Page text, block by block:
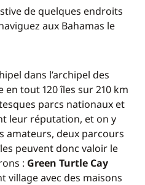
de quelques endroits
aux Bahamas le
dans l’archipel des
en tout 120 îles sur 210 km
parcs nationaux et
leur réputation, et on y
amateurs, deux parcours
peuvent donc valoir le
: Green Turtle Cay
village avec des maisons